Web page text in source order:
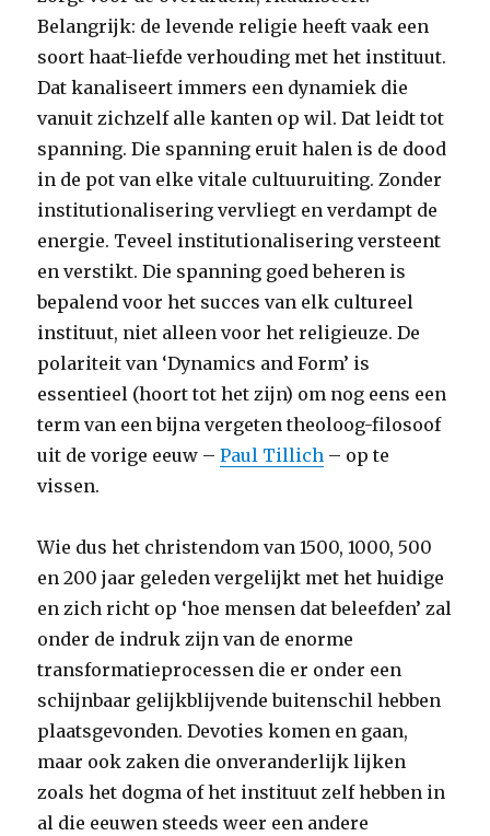
Belangrijk: de levende religie heeft vaak een
soort haat-liefde verhouding met het instituut.
Dat kanaliseert immers een dynamiek die
vanuit zichzelf alle kanten op wil. Dat leidt tot
spanning. Die spanning eruit halen is de dood
in de pot van elke vitale cultuuruiting. Zonder
institutionalisering vervliegt en verdampt de
energie. Teveel institutionalisering versteent
en verstikt. Die spanning goed beheren is
bepalend voor het succes van elk cultureel
instituut, niet alleen voor het religieuze. De
polariteit van ‘Dynamics and Form’ is
essentieel (hoort tot het zijn) om nog eens een
term van een bijna vergeten theoloog-filosoof
uit de vorige eeuw –Paul Tillich – op te
vissen.
Wie dus het christendom van 1500, 1000, 500
en 200 jaar geleden vergelijkt met het huidige
en zich richt op ‘hoe mensen dat beleefden’ zal
onder de indruk zijn van de enorme
transformatieprocessen die er onder een
schijnbaar gelijkblijvende buitenschil hebben
plaatsgevonden. Devoties komen en gaan,
maar ook zaken die onveranderlijk lijken
zoals het dogma of het instituut zelf hebben in
al die eeuwen steeds weer een andere